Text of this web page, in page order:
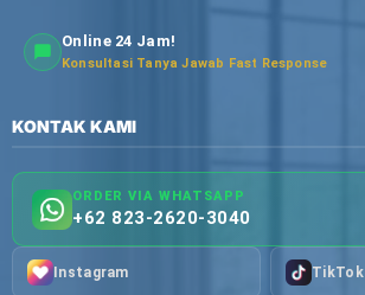
Online 24 Jam!
Konsultasi Tanya Jawab Fast Response
KONTAK KAMI
ORDER VIA WHATSAPP
+62 823-2620-3040
Instagram TikTok